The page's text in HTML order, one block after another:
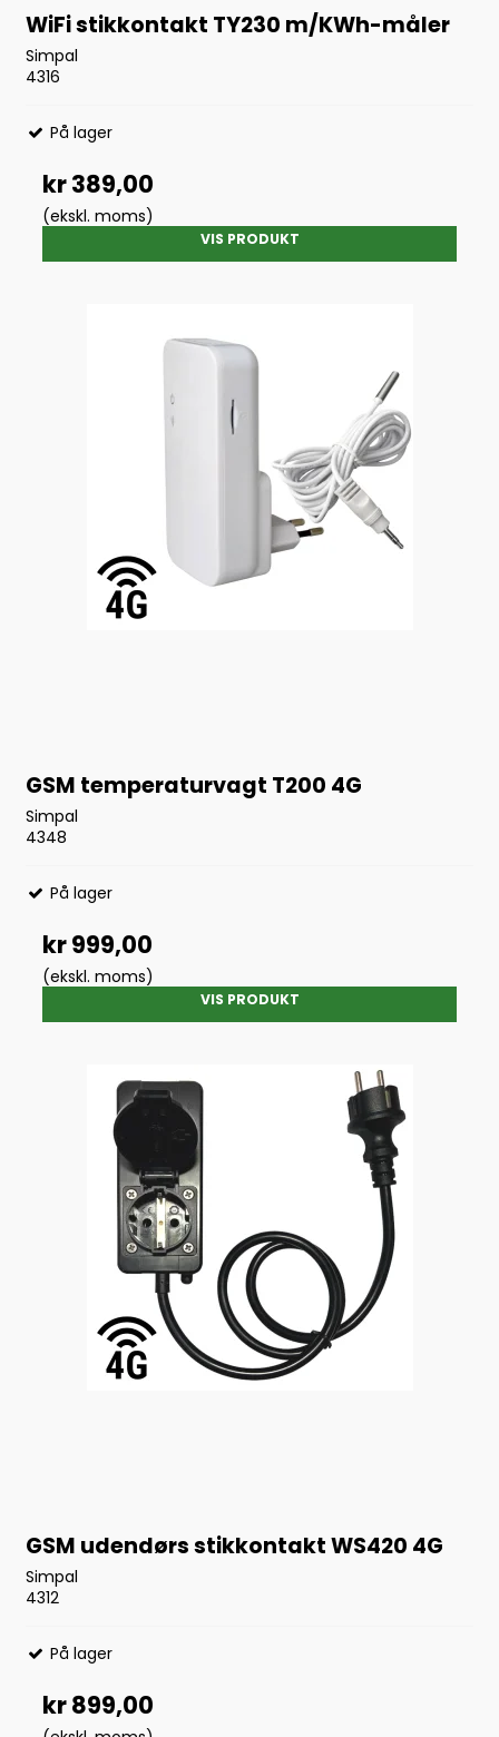
WiFi stikkontakt TY230 m/KWh-måler
Simpal
4316
På lager
kr 389,00
(ekskl. moms)
VIS PRODUKT
GSM temperaturvagt T200 4G
Simpal
4348
På lager
kr 999,00
(ekskl. moms)
VIS PRODUKT
GSM udendørs stikkontakt WS420 4G
Simpal
4312
På lager
kr 899,00